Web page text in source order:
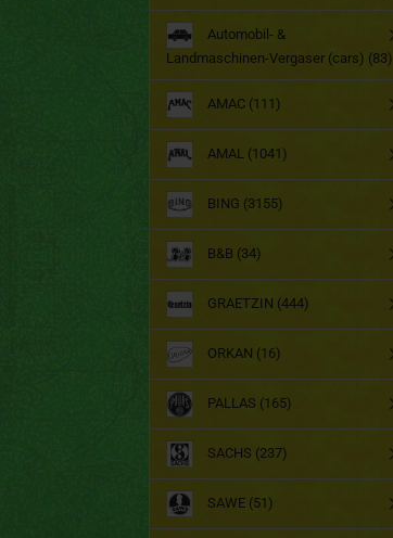
Automobil- &
Landmaschinen-Vergaser (cars) (83)
AMAC (111)
AMAL (1041)
BING (3155)
B&B (34)
GRAETZIN (444)
ORKAN (16)
PALLAS (165)
SACHS (237)
SAWE (51)